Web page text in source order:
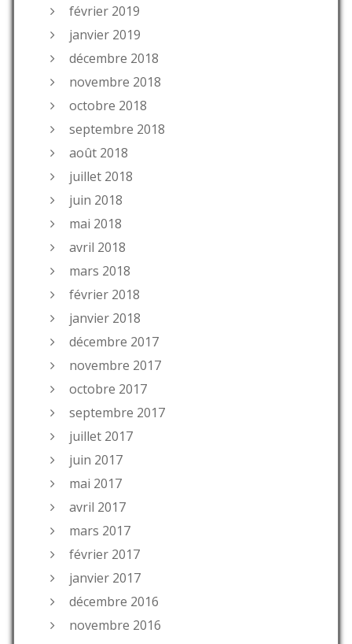
février 2019
janvier 2019
décembre 2018
novembre 2018
octobre 2018
septembre 2018
août 2018
juillet 2018
juin 2018
mai 2018
avril 2018
mars 2018
février 2018
janvier 2018
décembre 2017
novembre 2017
octobre 2017
septembre 2017
juillet 2017
juin 2017
mai 2017
avril 2017
mars 2017
février 2017
janvier 2017
décembre 2016
novembre 2016